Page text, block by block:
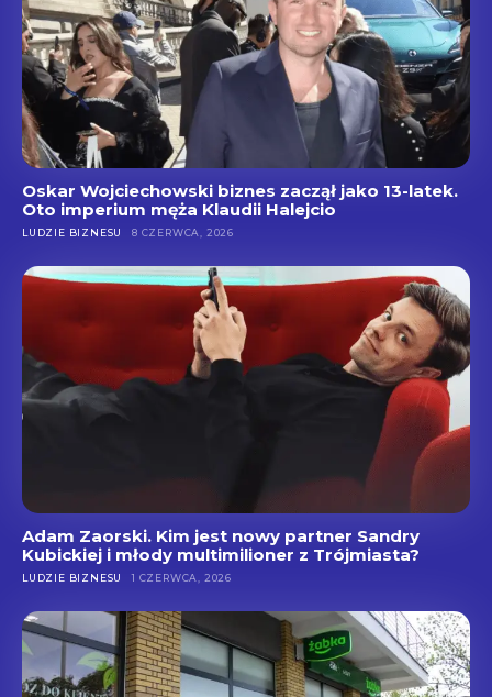
Oskar Wojciechowski biznes zaczął jako 13-latek.
Oto imperium męża Klaudii Halejcio
LUDZIE BIZNESU 8 CZERWCA, 2026
Adam Zaorski. Kim jest nowy partner Sandry
Kubickiej i młody multimilioner z Trójmiasta?
LUDZIE BIZNESU 1 CZERWCA, 2026